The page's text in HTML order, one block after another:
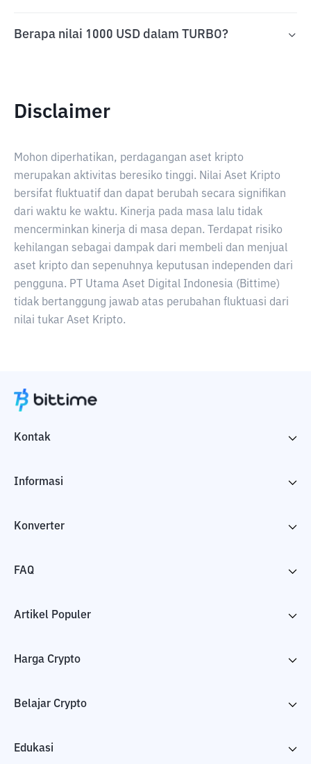
Berapa nilai 1000 USD dalam TURBO?
Disclaimer
Mohon diperhatikan, perdagangan aset kripto
merupakan aktivitas beresiko tinggi. Nilai Aset Kripto
bersifat fluktuatif dan dapat berubah secara signifikan
dari waktu ke waktu. Kinerja pada masa lalu tidak
mencerminkan kinerja di masa depan. Terdapat risiko
kehilangan sebagai dampak dari membeli dan menjual
aset kripto dan sepenuhnya keputusan independen dari
pengguna. PT Utama Aset Digital Indonesia (Bittime)
tidak bertanggung jawab atas perubahan fluktuasi dari
nilai tukar Aset Kripto.
Kontak
Informasi
Konverter
FAQ
Artikel Populer
Harga Crypto
Belajar Crypto
Edukasi